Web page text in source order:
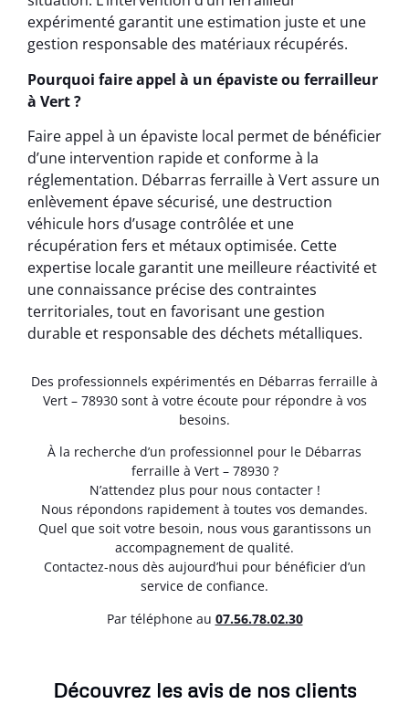
expérimenté garantit une estimation juste et une
gestion responsable des matériaux récupérés.
Pourquoi faire appel à un épaviste ou ferrailleur
à Vert ?
Faire appel à un épaviste local permet de bénéficier
d’une intervention rapide et conforme à la
réglementation. Débarras ferraille à Vert assure un
enlèvement épave sécurisé, une destruction
véhicule hors d’usage contrôlée et une
récupération fers et métaux optimisée. Cette
expertise locale garantit une meilleure réactivité et
une connaissance précise des contraintes
territoriales, tout en favorisant une gestion
durable et responsable des déchets métalliques.
Des professionnels expérimentés en Débarras ferraille à
Vert – 78930 sont à votre écoute pour répondre à vos
besoins.
À la recherche d’un professionnel pour le Débarras
ferraille à Vert – 78930 ?
N’attendez plus pour nous contacter !
Nous répondons rapidement à toutes vos demandes.
Quel que soit votre besoin, nous vous garantissons un
accompagnement de qualité.
Contactez-nous dès aujourd’hui pour bénéficier d’un
service de confiance.
Par téléphone au 07.56.78.02.30
Découvrez les avis de nos clients